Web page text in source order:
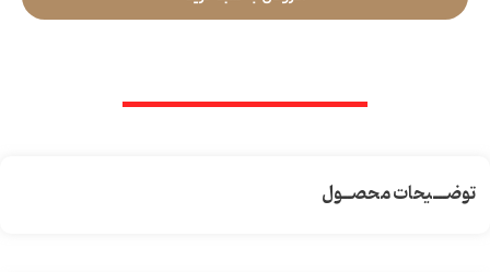
توضـــیحات محصــول